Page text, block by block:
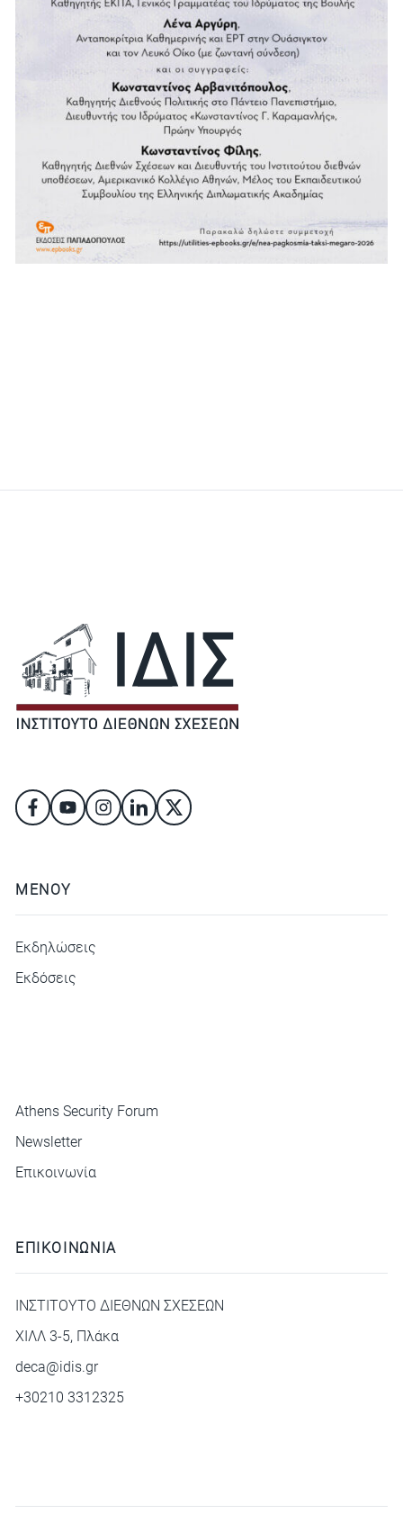
ΜΕΝΟΥ
Εκδηλώσεις
Εκδόσεις
Athens Security Forum
Newsletter
Επικοινωνία
ΕΠΙΚΟΙΝΩΝΙΑ
ΙΝΣΤΙΤΟΥΤΟ ΔΙΕΘΝΩΝ ΣΧΕΣΕΩΝ
ΧΙΛΛ 3-5, Πλάκα
deca@idis.gr
+30210 3312325